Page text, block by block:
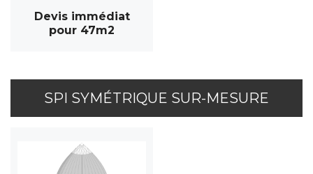
Devis immédiat
pour 47m2
SPI SYMÉTRIQUE SUR-MESURE